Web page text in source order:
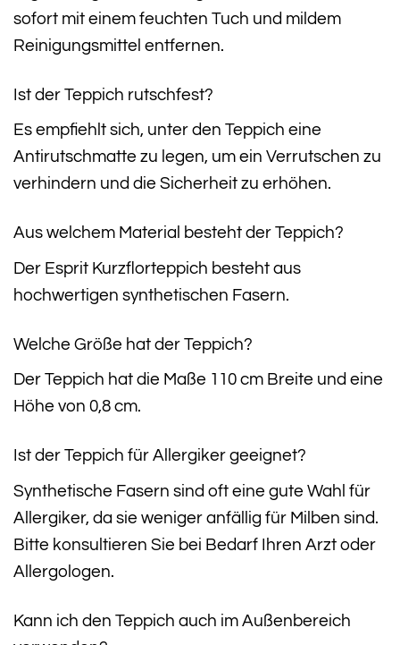
sofort mit einem feuchten Tuch und mildem
Reinigungsmittel entfernen.
Ist der Teppich rutschfest?
Es empfiehlt sich, unter den Teppich eine
Antirutschmatte zu legen, um ein Verrutschen zu
verhindern und die Sicherheit zu erhöhen.
Aus welchem Material besteht der Teppich?
Der Esprit Kurzflorteppich besteht aus
hochwertigen synthetischen Fasern.
Welche Größe hat der Teppich?
Der Teppich hat die Maße 110 cm Breite und eine
Höhe von 0,8 cm.
Ist der Teppich für Allergiker geeignet?
Synthetische Fasern sind oft eine gute Wahl für
Allergiker, da sie weniger anfällig für Milben sind.
Bitte konsultieren Sie bei Bedarf Ihren Arzt oder
Allergologen.
Kann ich den Teppich auch im Außenbereich